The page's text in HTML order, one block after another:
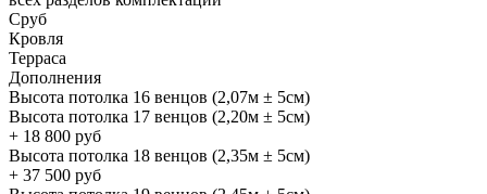
Сруб
Кровля
Терраса
Дополнения
Высота потолка 16 венцов (2,07м ± 5см)
Высота потолка 17 венцов (2,20м ± 5см)
+ 18 800 руб
Высота потолка 18 венцов (2,35м ± 5см)
+ 37 500 руб